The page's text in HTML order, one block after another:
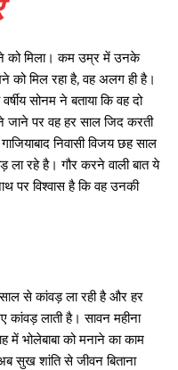
को मिला। कम उम्र में उनके
को मिल रहा है, वह अलग ही है।
सोनम ने बताया कि वह दो
जाने पर वह हर साल जिद करती
निवासी विजय छह साल
ला रहे है। गौर करने वाली बात ये
पर विश्वास है कि वह उनकी
साल से कांवड़ ला रही है और हर
कांवड़ लाती है। सावन महीना
में भोलेबाबा को मनाने का काम
सुख शांति से जीवन बिताना